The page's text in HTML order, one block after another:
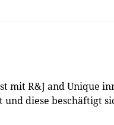
mit R&J and Unique
und diese beschäftigt